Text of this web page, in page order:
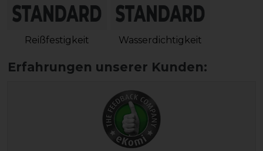
Reißfestigkeit Wasserdichtigkeit